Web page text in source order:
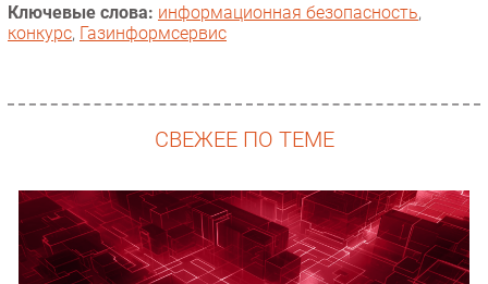
Ключевые слова: информационная безопасность,
конкурс, Газинформсервис
СВЕЖЕЕ ПО ТЕМЕ